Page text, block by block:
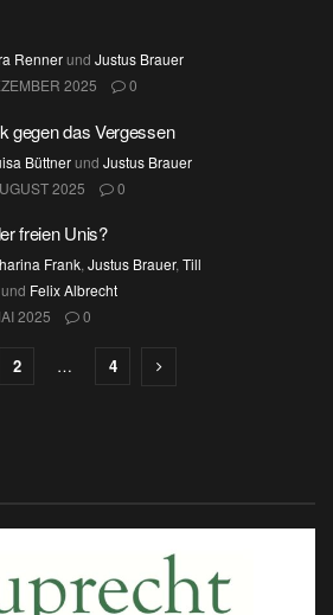
Rennerund Justus Brauer
2025
0
gegen das Vergessen
Büttnerund Justus Brauer
2025
0
freien Unis?
Frank, Justus Brauer, Till
und Felix Albrecht
2025
0
2 … 4